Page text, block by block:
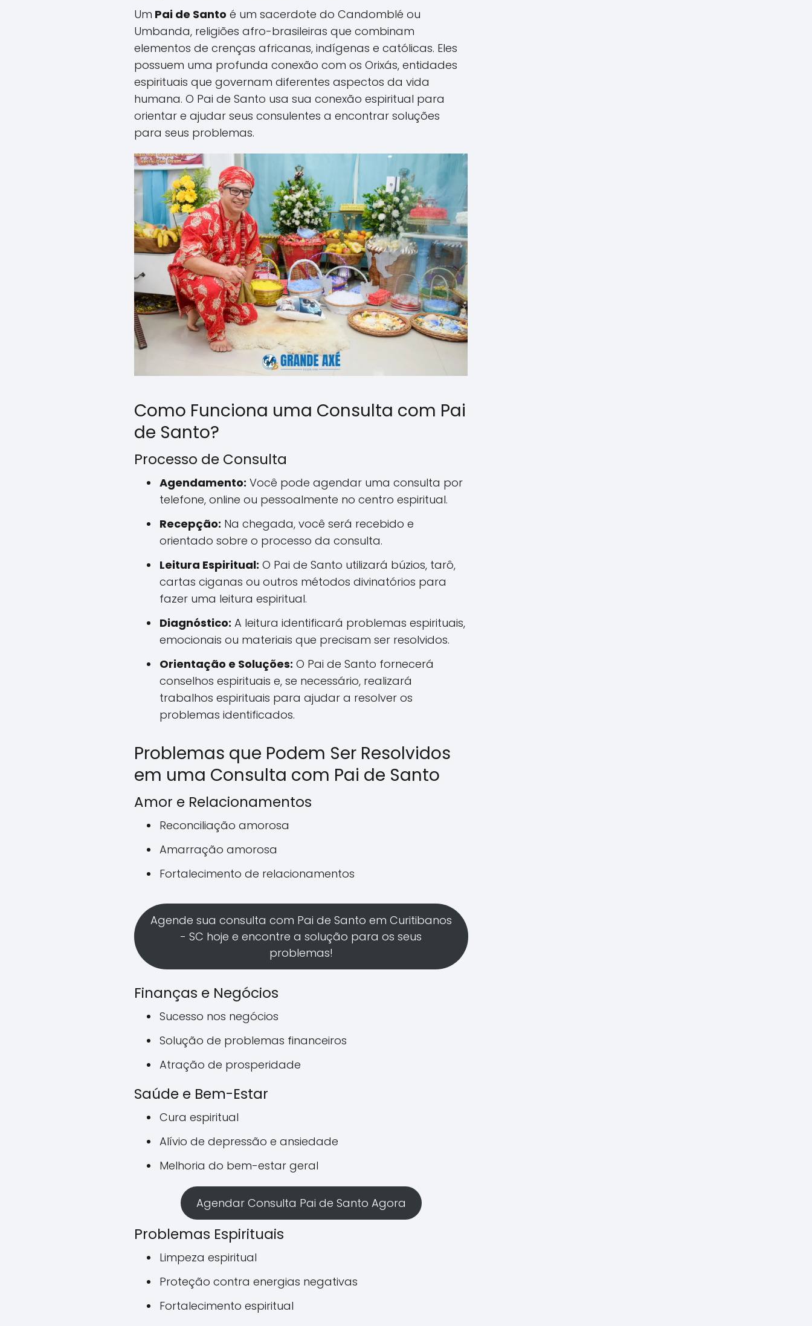
Um Pai de Santo é um sacerdote do Candomblé ou
Umbanda, religiões afro-brasileiras que combinam
elementos de crenças africanas, indígenas e católicas. Eles
possuem uma profunda conexão com os Orixás, entidades
espirituais que governam diferentes aspectos da vida
humana. O Pai de Santo usa sua conexão espiritual para
orientar e ajudar seus consulentes a encontrar soluções
para seus problemas.
Como Funciona uma Consulta com Pai
de Santo?
Processo de Consulta
Agendamento: Você pode agendar uma consulta por
telefone, online ou pessoalmente no centro espiritual.
Recepção: Na chegada, você será recebido e
orientado sobre o processo da consulta.
Leitura Espiritual: O Pai de Santo utilizará búzios, tarô,
cartas ciganas ou outros métodos divinatórios para
fazer uma leitura espiritual.
Diagnóstico: A leitura identificará problemas espirituais,
emocionais ou materiais que precisam ser resolvidos.
Orientação e Soluções: O Pai de Santo fornecerá
conselhos espirituais e, se necessário, realizará
trabalhos espirituais para ajudar a resolver os
problemas identificados.
Problemas que Podem Ser Resolvidos
em uma Consulta com Pai de Santo
Amor e Relacionamentos
Reconciliação amorosa
Amarração amorosa
Fortalecimento de relacionamentos
Agende sua consulta com Pai de Santo em Curitibanos
- SC hoje e encontre a solução para os seus
problemas!
Finanças e Negócios
Sucesso nos negócios
Solução de problemas financeiros
Atração de prosperidade
Saúde e Bem-Estar
Cura espiritual
Alívio de depressão e ansiedade
Melhoria do bem-estar geral
Agendar Consulta Pai de Santo Agora
Problemas Espirituais
Limpeza espiritual
Proteção contra energias negativas
Fortalecimento espiritual